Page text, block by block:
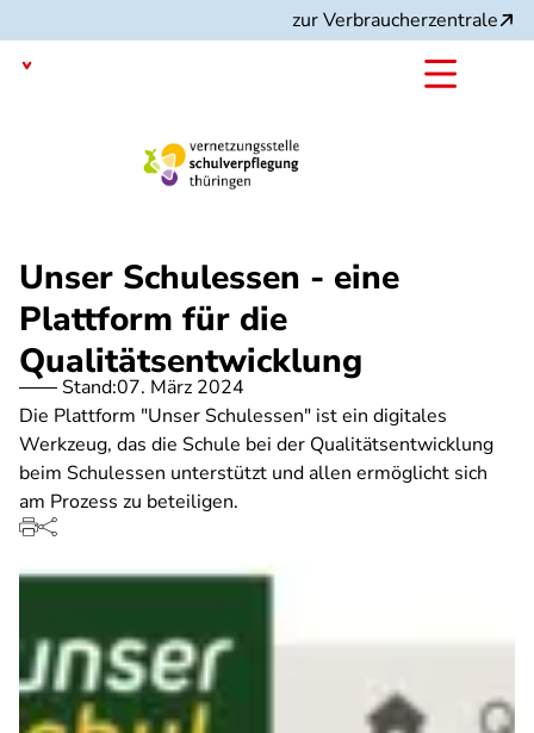
zum
Inhalt
zur Verbraucherzentrale
Unser Schulessen - eine
Plattform für die
Qualitätsentwicklung
Stand:07. März 2024
Die Plattform "Unser Schulessen" ist ein digitales
Werkzeug, das die Schule bei der Qualitätsentwicklung
beim Schulessen unterstützt und allen ermöglicht sich
am Prozess zu beteiligen.